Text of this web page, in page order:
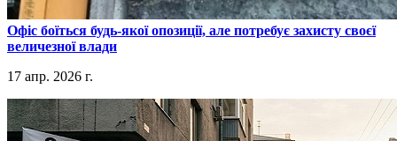
​Офіс боїться будь-якої опозиції, але потребує захисту своєї
величезної влади
17 апр. 2026 г.